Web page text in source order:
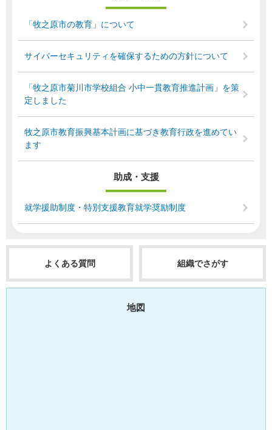
「牧之原市の教育」について
サイバーセキュリティを確保するための方針について
「牧之原市菊川市学校組合 小中一貫教育推進計画」を策
定しました
牧之原市教育振興基本計画に基づき教育行政を進めてい
ます
助成・支援
就学援助制度・特別支援教育就学奨励制度
よくある質問 組織でさがす
地図